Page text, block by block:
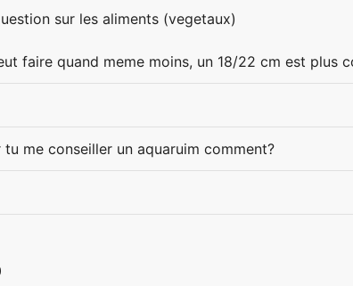
sur les aliments (vegetaux)
faire quand meme moins, un 18/22 cm est plus
me conseiller un aquaruim comment?